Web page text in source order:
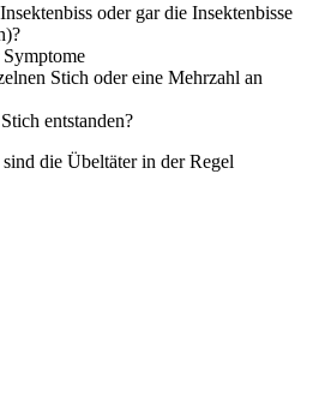
oder gar die Insektenbisse
Stich oder eine Mehrzahl an
entstanden?
sind die Übeltäter in der Regel